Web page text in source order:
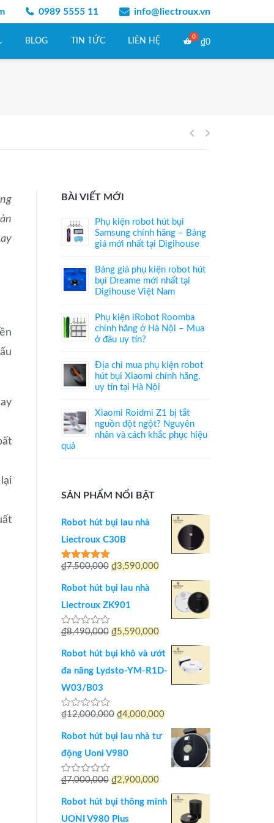
0989 5555 11 info@liectroux.vn
BLOG TIN TỨC LIÊN HỆ ₫0
Điều
viết
BÀI VIẾT MỚI
Phụ kiện robot hút bụi
Samsung chính hãng – Bảng
giá mới nhất tại Digihouse
Bảng giá phụ kiện robot hút
bụi Dreame mới nhất tại
Digihouse Việt Nam
Phụ kiện iRobot Roomba
chính hãng ở Hà Nội – Mua
ở đâu uy tín?
Địa chỉ mua phụ kiện robot
hút bụi Xiaomi chính hãng,
uy tín tại Hà Nội
Xiaomi Roidmi Z1 bị tắt
nguồn đột ngột? Nguyên
nhân và cách khắc phục hiệu
quả
SẢN PHẨM NỔI BẬT
Robot hút bụi lau nhà
Liectroux C30B
Được xếp
5 sao
₫7,500,000 Giá
gốc
là:
₫3,590,000Giá
hiện
₫3,590,000.
Robot hút bụi lau nhà
Liectroux ZK901
Được
hạng
5
₫8,490,000 Giá
gốc
là:
₫5,590,000Giá
hiện
tại
Robot hút bụi khô và ướt
đa năng Lydsto-YM-R1D-
W03/B03
Được
hạng
5
sao
₫12,000,000 Giá
gốc
là:
₫12,000,000.
₫4,000,000Giá
hiện
tại
là:
Robot hút bụi lau nhà tư
động Uoni V980
Được
hạng
5
₫7,000,000 Giá
gốc
là:
₫2,900,000Giá
hiện
Robot hút bụi thông minh
UONI V980 Plus